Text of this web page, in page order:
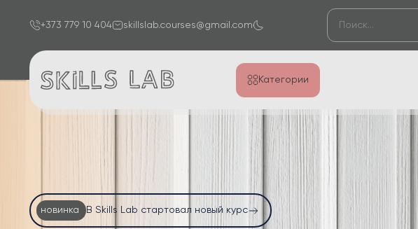
+373 779 10 404 skillslab.courses@gmail.com
Категории
новинка В Skills Lab стартовал новый курс